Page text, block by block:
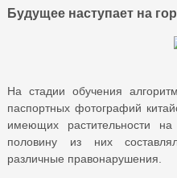
Будущее наступает на
На стадии обучения
паспортных фотографий
имеющих растительности
половину из них
различные правонарушения.